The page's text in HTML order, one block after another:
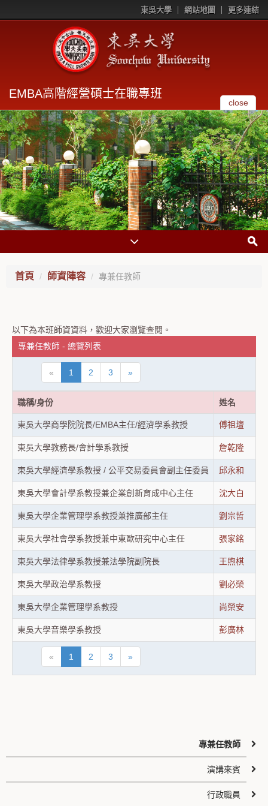
東吳大學 網站地圖 更多連結
EMBA高階經營碩士在職專班
close
首頁 師資陣容 專兼任教師
以下為本班師資資料，歡迎大家瀏覽查閱。
專兼任教師 - 總覽列表
« 1 2 3 »
職稱/身份 姓名
東吳大學商學院院長/EMBA主任/經濟學系教授 傅祖壇
東吳大學教務長/會計學系教授 詹乾隆
東吳大學經濟學系教授 / 公平交易委員會副主任委員 邱永和
東吳大學會計學系教授兼企業創新育成中心主任 沈大白
東吳大學企業管理學系教授兼推廣部主任 劉宗哲
東吳大學社會學系教授兼中東歐研究中心主任 張家銘
東吳大學法律學系教授兼法學院副院長 王煦棋
東吳大學政治學系教授 劉必榮
東吳大學企業管理學系教授 尚榮安
東吳大學音樂學系教授 彭廣林
« 1 2 3 »
專兼任教師
演講來賓
行政職員